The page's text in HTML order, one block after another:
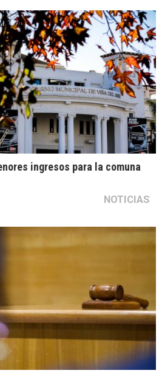
ingresos para la comuna
NOTICIAS